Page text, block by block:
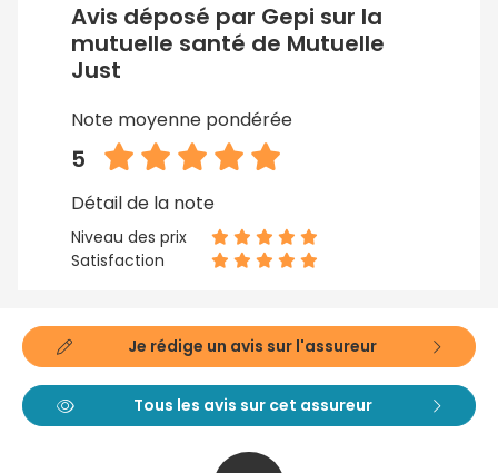
Avis déposé par Gepi sur la
mutuelle santé de Mutuelle
Just
Note moyenne pondérée
5
Détail de la note
Niveau des prix
Satisfaction
Je rédige un avis sur l'assureur
Tous les avis sur cet assureur